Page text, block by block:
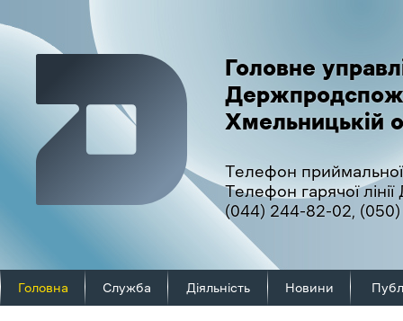
Головне
Хмельницькій
Телефон
Телефон гарячої
(044) 244-82-02,
Головна Служба Діяльність Новини